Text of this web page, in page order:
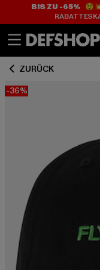
BIS ZU -65%😲💥
ZURÜCK
-36%